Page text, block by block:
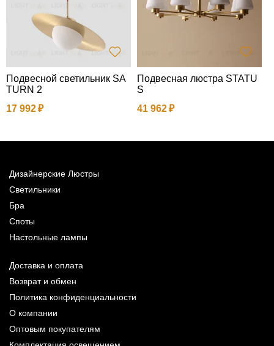
Подвесной светильник SA
TURN 2
17 992
Подвесная люстра STATU
S
41 962
Дизайнерские Люстры
Светильники
Бра
Споты
Настольные лампы
Доставка и оплата
Возврат и обмен
Политика конфиденциальности
О компании
Оптовым покупателям